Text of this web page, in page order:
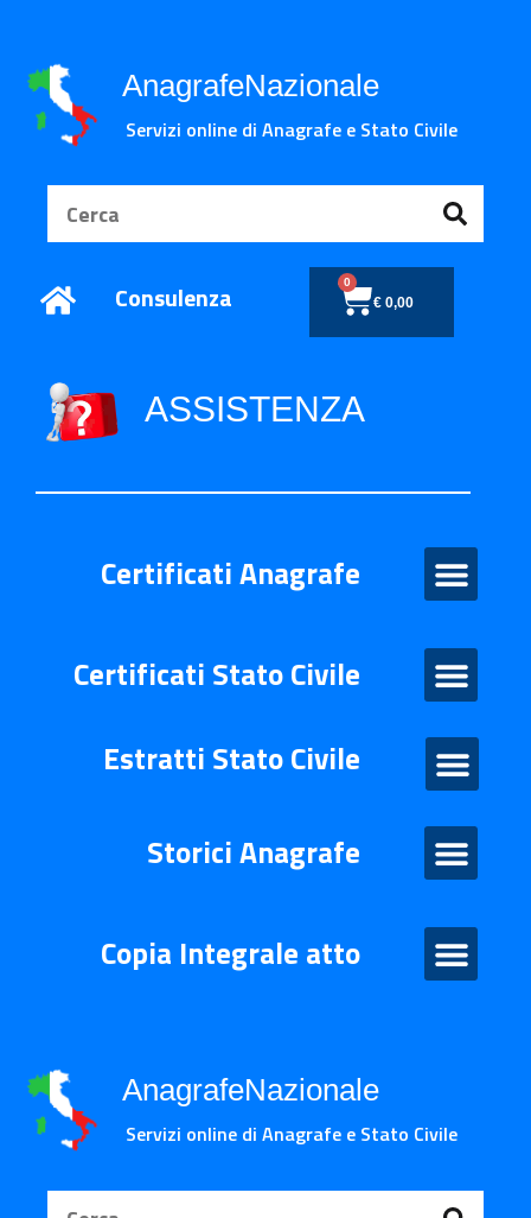
AnagrafeNazionale
Servizi online di Anagrafe e Stato Civile
Consulenza €0,00
0
ASSISTENZA
Certificati Anagrafe
Certificati Stato Civile
Estratti Stato Civile
Storici Anagrafe
Copia Integrale atto
AnagrafeNazionale
Servizi online di Anagrafe e Stato Civile